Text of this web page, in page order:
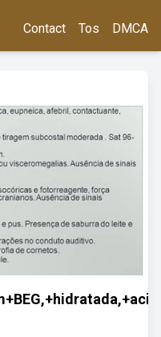
Contact Tos DMCA